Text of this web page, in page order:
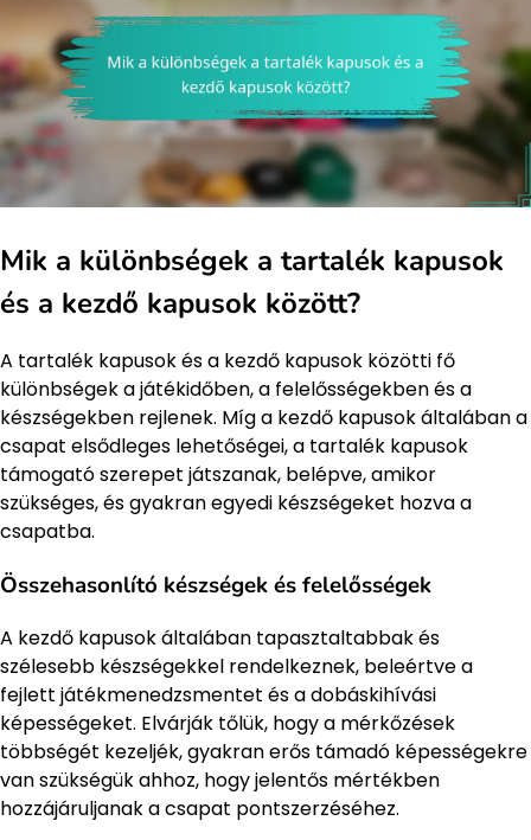
Mik a különbségek a tartalék kapusok
és a kezdő kapusok között?
A tartalék kapusok és a kezdő kapusok közötti fő
különbségek a játékidőben, a felelősségekben és a
készségekben rejlenek. Míg a kezdő kapusok általában a
csapat elsődleges lehetőségei, a tartalék kapusok
támogató szerepet játszanak, belépve, amikor
szükséges, és gyakran egyedi készségeket hozva a
csapatba.
Összehasonlító készségek és felelősségek
A kezdő kapusok általában tapasztaltabbak és
szélesebb készségekkel rendelkeznek, beleértve a
fejlett játékmenedzsmentet és a dobáskihívási
képességeket. Elvárják tőlük, hogy a mérkőzések
többségét kezeljék, gyakran erős támadó képességekre
van szükségük ahhoz, hogy jelentős mértékben
hozzájáruljanak a csapat pontszerzéséhez.